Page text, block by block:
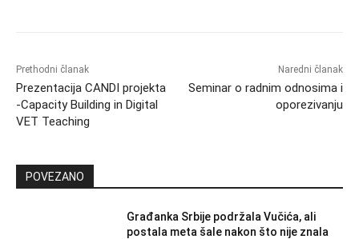
Prethodni članak
Prezentacija CANDI projekta
-Capacity Building in Digital
VET Teaching
Naredni članak
Seminar o radnim odnosima i
oporezivanju
POVEZANO
Građanka Srbije podržala Vučića, ali
postala meta šale nakon što nije znala